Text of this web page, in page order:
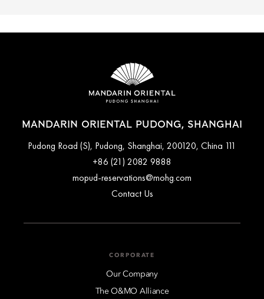
MANDARIN ORIENTAL PUDONG, SHANGHAI
111 Pudong Road (S), Pudong, Shanghai, 200120, China
+86 (21) 2082 9888
mopud-reservations@mohg.com
Contact Us
CORPORATE
Our Company
The O&MO Alliance